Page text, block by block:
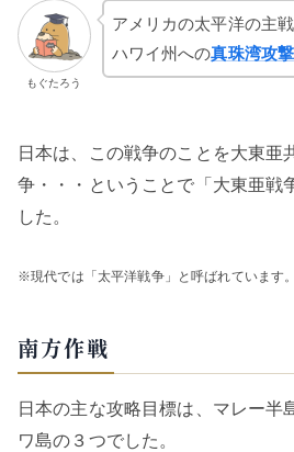
もぐたろう
アメリカの太平洋の主
ハワイ州への真珠湾攻撃
日本は、この戦争のことを大東亜
争・・・ということで「大東亜戦
した。
※現代では「太平洋戦争」と呼ばれています。
南方作戦
日本の主な攻略目標は、マレー半
ワ島の３つでした。